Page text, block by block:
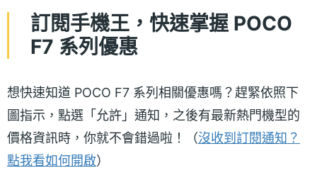
訂閱手機王，快速掌握 POCO
F7 系列優惠
想快速知道 POCO F7 系列相關優惠嗎？趕緊依照下
圖指示，點選「允許」通知，之後有最新熱門機型的
價格資訊時，你就不會錯過啦！（沒收到訂閱通知？
點我看如何開啟）